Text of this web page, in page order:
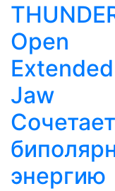
Open
Extended
Jaw
энергию